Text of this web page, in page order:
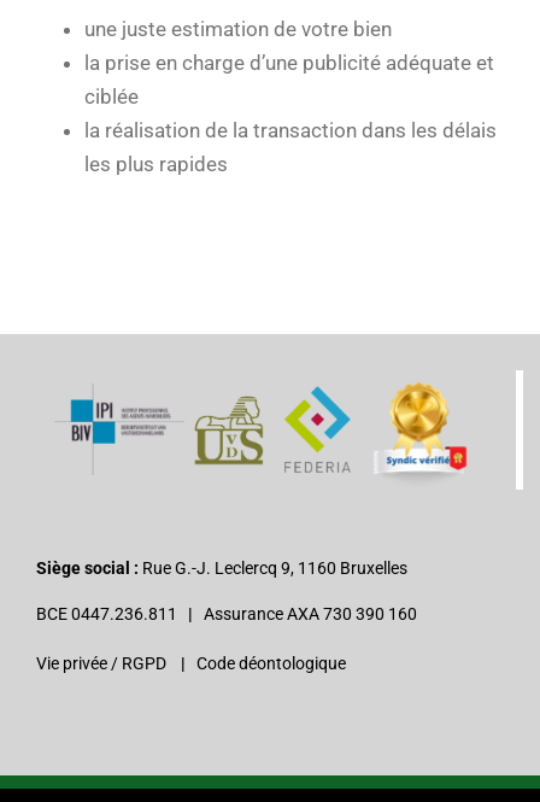
une juste estimation de votre bien
la prise en charge d’une publicité adéquate et
ciblée
la réalisation de la transaction dans les délais
les plus rapides
Siège social : Rue G.-J. Leclercq 9, 1160 Bruxelles
BCE 0447.236.811 | Assurance AXA 730 390 160
Vie privée / RGPD | Code déontologique